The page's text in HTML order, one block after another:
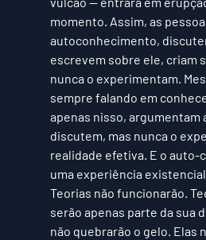
momento. Assim, as
autoconhecimento,
escrevem sobre ele, criam
nunca o experimentam.
sempre falando em
apenas nisso, argumentam
discutem, mas nunca o
realidade efetiva. E o auto-
uma experiência
Teorias não funcionarão.
serão apenas parte da sua
não quebrarão o gelo. Elas